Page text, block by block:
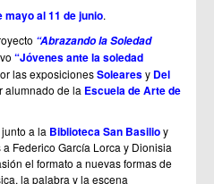
mayo al 11 de junio.
“Abrazando la Soledad
“Jóvenes ante la soledad
las exposicionesSolearesy Del
alumnado de la Escuela de Arte de
a la Biblioteca San Basilioy
Federico García Lorca y Dionisia
el formato a nuevas formas de
la palabra y la escena